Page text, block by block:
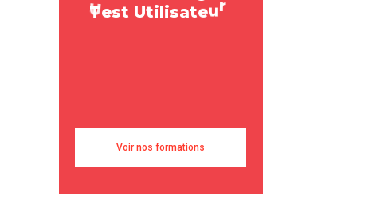
Test Utilisateur
r
Voir nos formations